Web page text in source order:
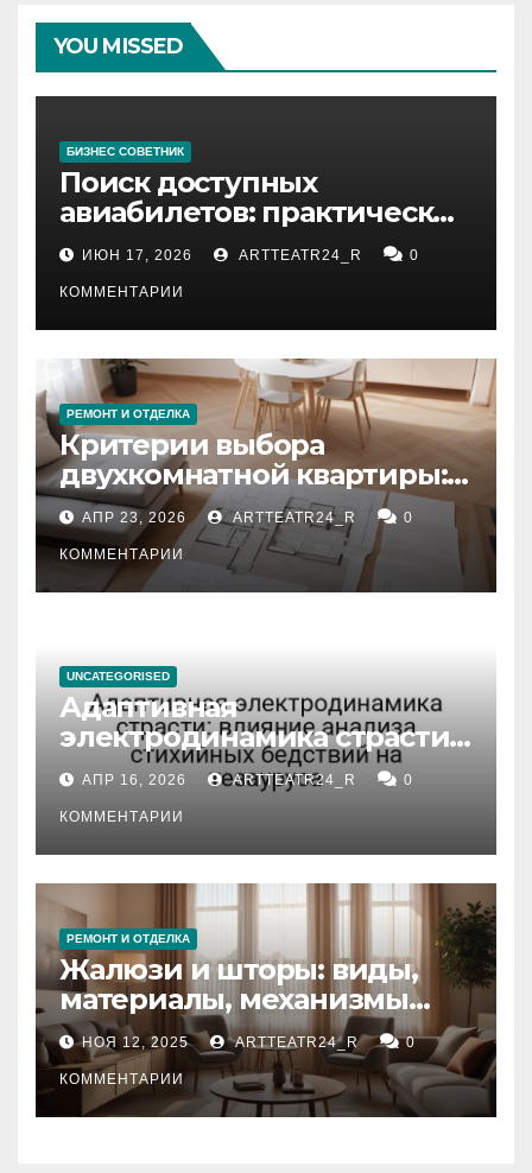
YOU MISSED
БИЗНЕС СОВЕТНИК
Поиск доступных
авиабилетов: практические
рекомендации
ИЮН 17, 2026 ARTTEATR24_R 0
КОММЕНТАРИИ
РЕМОНТ И ОТДЕЛКА
Критерии выбора
двухкомнатной квартиры:
планировка, площадь,
состояние и документация
АПР 23, 2026 ARTTEATR24_R 0
КОММЕНТАРИИ
UNCATEGORISED
Адаптивная
электродинамика страсти:
влияние анализа
стихийных бедствий на
тезауруса
АПР 16, 2026 ARTTEATR24_R 0
КОММЕНТАРИИ
РЕМОНТ И ОТДЕЛКА
Жалюзи и шторы: виды,
материалы, механизмы
управления и уход
НОЯ 12, 2025 ARTTEATR24_R 0
КОММЕНТАРИИ